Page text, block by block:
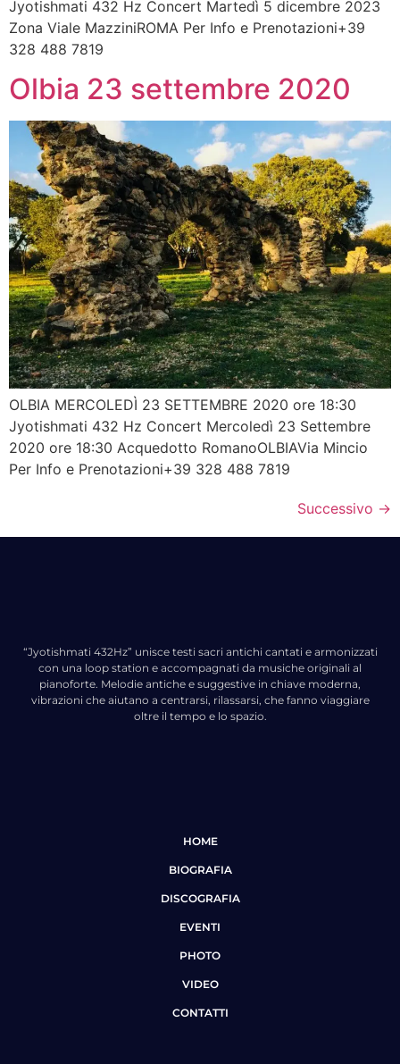
Jyotishmati 432 Hz Concert Martedì 5 dicembre 2023
Zona Viale MazziniROMA Per Info e Prenotazioni+39
328 488 7819
Olbia 23 settembre 2020
OLBIA MERCOLEDÌ 23 SETTEMBRE 2020 ore 18:30
Jyotishmati 432 Hz Concert Mercoledì 23 Settembre
2020 ore 18:30 Acquedotto RomanoOLBIAVia Mincio
Per Info e Prenotazioni+39 328 488 7819
Successivo →
“Jyotishmati 432Hz” unisce testi sacri antichi cantati e armonizzati
con una loop station e accompagnati da musiche originali al
pianoforte. Melodie antiche e suggestive in chiave moderna,
vibrazioni che aiutano a centrarsi, rilassarsi, che fanno viaggiare
oltre il tempo e lo spazio.
HOME
BIOGRAFIA
DISCOGRAFIA
EVENTI
PHOTO
VIDEO
CONTATTI